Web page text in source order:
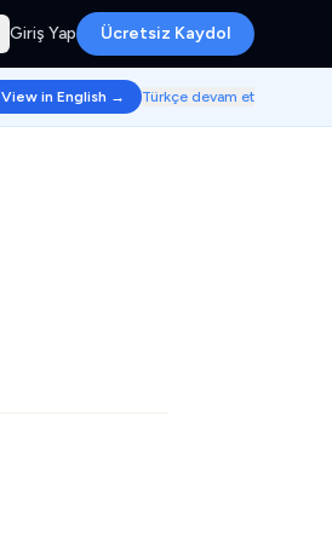
Giriş Yap Ücretsiz Kaydol
View in English → Türkçe devam et